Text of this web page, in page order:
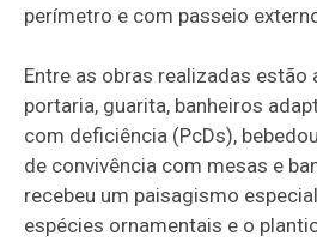
perímetro e com passeio
Entre as obras realizadas
portaria, guarita, banheiros
com deficiência (PcDs),
de convivência com mesas e
recebeu um paisagismo
espécies ornamentais e o